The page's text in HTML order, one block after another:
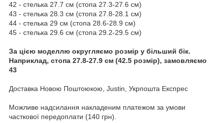
42 - стелька 27.7 см (стопа 27.3-27.6 см)
43 - стелька 28.3 см (стопа 27.8-28.1 см)
44 - стелька 29 см (стопа 28.6-28.9 см)
45 - стелька 29.6 см (стопа 29.2-29.5 см)
За цією моделлю округляємо розмір у більший бік.
Наприклад, стопа 27.8-27.9 см (42.5 розмір), замовляємо
43
Доставка Новою Поштоюкою, Justin, Укрпошта Експрес
Можливе надсилання накладеним платежом за умови
часткової передоплати (140 грн).